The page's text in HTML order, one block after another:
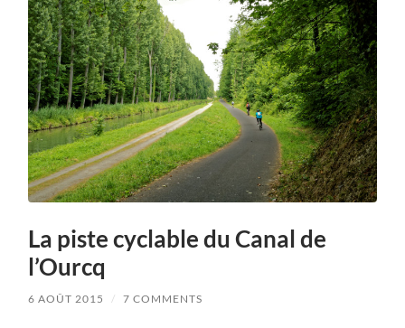
La piste cyclable du Canal de
l’Ourcq
6 AOÛT 2015 / 7 COMMENTS